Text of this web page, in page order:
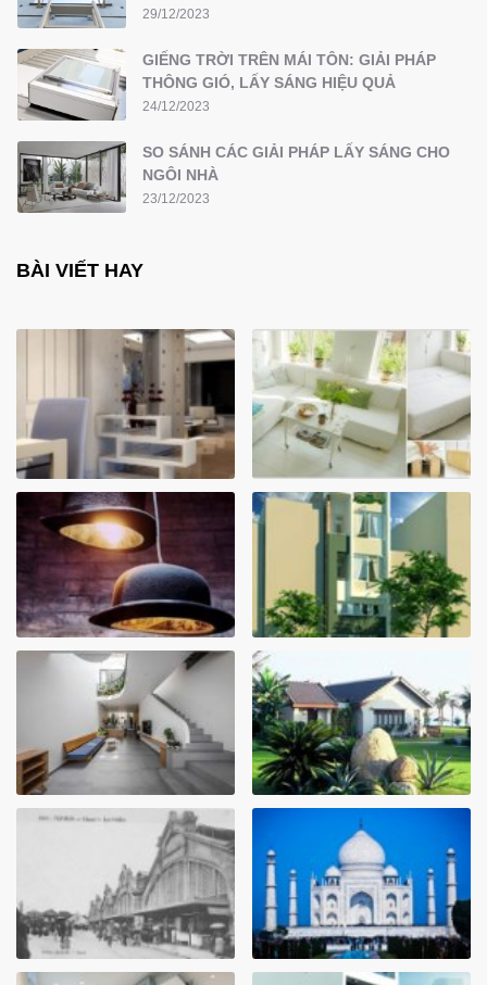
29/12/2023
GIẾNG TRỜI TRÊN MÁI TÔN: GIẢI PHÁP
THÔNG GIÓ, LẤY SÁNG HIỆU QUẢ
24/12/2023
SO SÁNH CÁC GIẢI PHÁP LẤY SÁNG CHO
NGÔI NHÀ
23/12/2023
BÀI VIẾT HAY